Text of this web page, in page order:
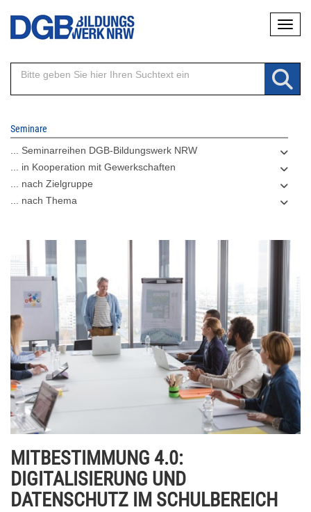
Direkt
Inhalt
Seminare
... Seminarreihen DGB-Bildungswerk NRW
... in Kooperation mit Gewerkschaften
... nach Zielgruppe
... nach Thema
MITBESTIMMUNG 4.0:
DIGITALISIERUNG UND
DATENSCHUTZ IM SCHULBEREICH